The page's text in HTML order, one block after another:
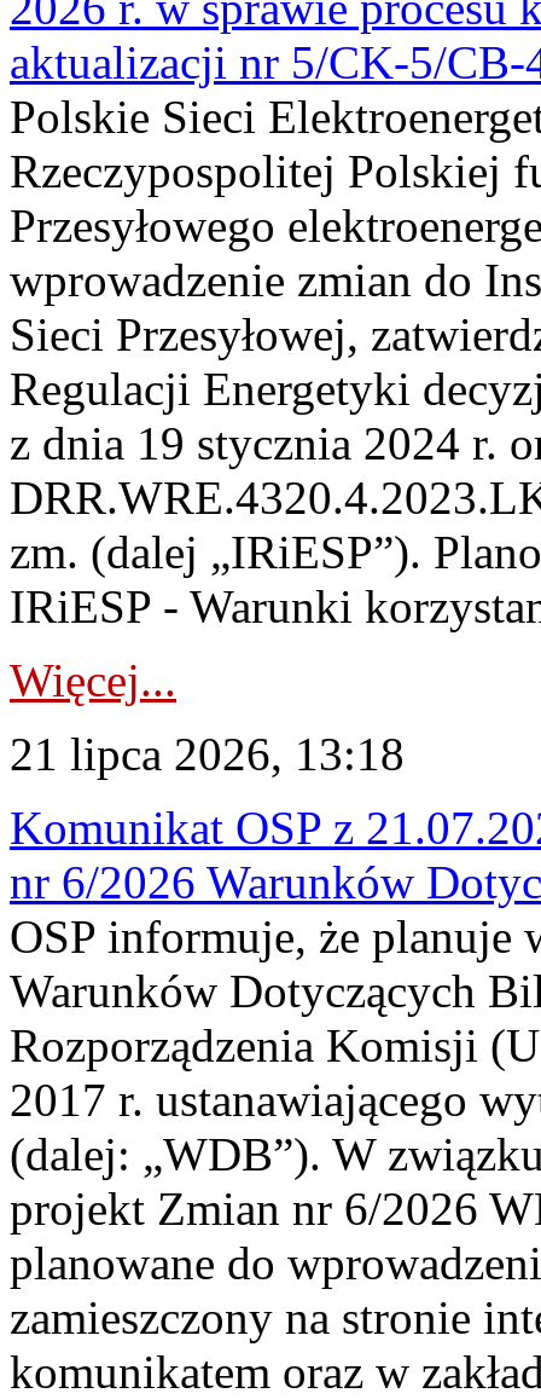
aktualizacji nr 5/CK-5/CB-
Polskie Sieci
Rzeczypospolitej Polskiej
Przesyłowego
wprowadzenie zmian do
Sieci Przesyłowej,
Regulacji Energetyki
z dnia 19 stycznia 2024 r.
zm. (dalej „IRiESP”).
IRiESP - Warunki
Więcej...
21 lipca 2026, 13:18
Komunikat OSP z
nr 6/2026 Warunków
OSP informuje, że planuje
Warunków Dotyczących
Rozporządzenia Komisji
2017 r. ustanawiającego
(dalej: „WDB”). W
projekt Zmian nr 6/2026
planowane do
zamieszczony na stronie
komunikatem oraz w